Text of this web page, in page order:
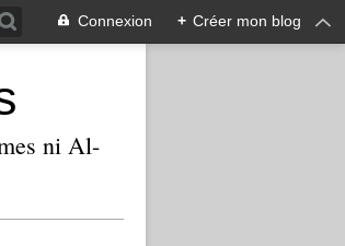
Connexion + Créer mon blog
ni Al-